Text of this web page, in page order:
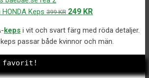
HONDA Keps 399KR Det
priset
var:
399 kr.
249 KRDet
priset
är:
249 kr.
keps i vit och svart färg med röda detaljer.
passar både kvinnor och män.
favorit!